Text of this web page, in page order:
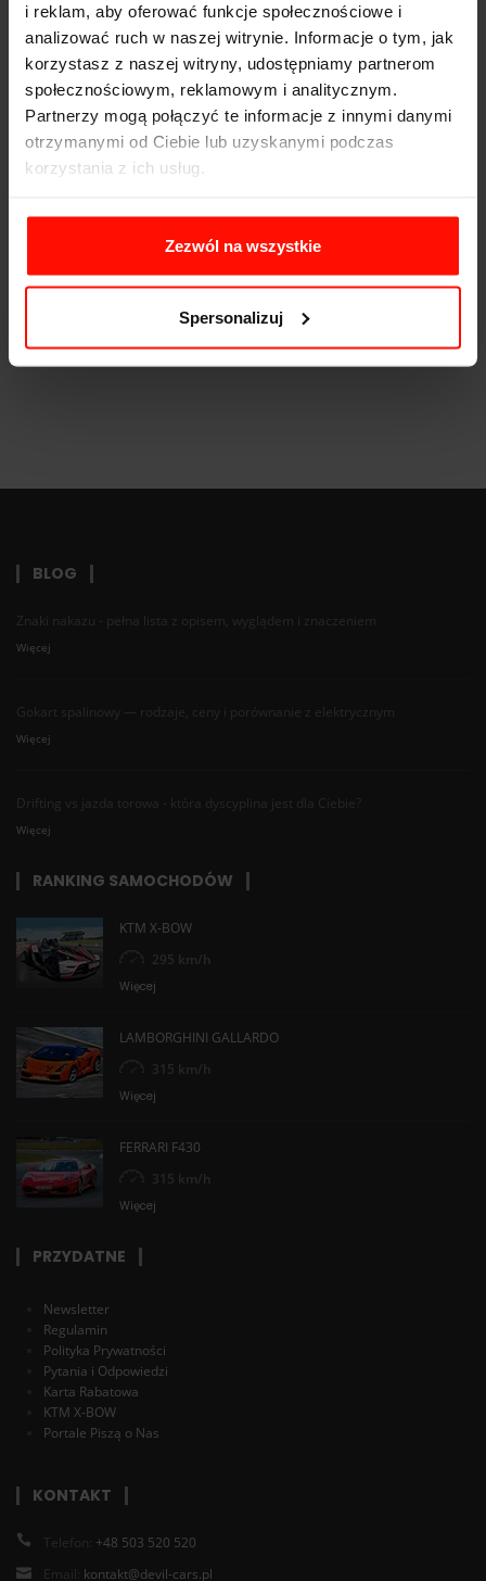
i reklam, aby oferować funkcje społecznościowe i
analizować ruch w naszej witrynie. Informacje o tym, jak
korzystasz z naszej witryny, udostępniamy partnerom
społecznościowym, reklamowym i analitycznym.
Partnerzy mogą połączyć te informacje z innymi danymi
otrzymanymi od Ciebie lub uzyskanymi podczas
korzystania z ich usług.
Zezwól na wszystkie
Spersonalizuj
Porsche GT3/RS (996)
Przyspieszenie:
4.4s do 100 km/h
Prędkość max:
315km/h
Moc:
380KM
Waga:
Napęd:
tył
3.6 l
BLOG
Znaki nakazu - pełna lista z opisem, wyglądem i znaczeniem
Więcej
Gokart spalinowy — rodzaje, ceny i porównanie z elektrycznym
Więcej
Drifting vs jazda torowa - która dyscyplina jest dla Ciebie?
Więcej
RANKING SAMOCHODÓW
KTM X-BOW
295 km/h
Więcej
LAMBORGHINI GALLARDO
315 km/h
Więcej
FERRARI F430
315 km/h
Więcej
PRZYDATNE
Newsletter
Regulamin
Polityka Prywatności
Pytania i Odpowiedzi
Karta Rabatowa
KTM X-BOW
Portale Piszą o Nas
KONTAKT
Telefon: +48 503 520 520
Email: kontakt@devil-cars.pl